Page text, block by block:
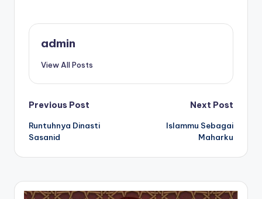
admin
View All Posts
Post
navigation
Previous Post
Runtuhnya Dinasti
Sasanid
Next Post
Islammu Sebagai
Maharku